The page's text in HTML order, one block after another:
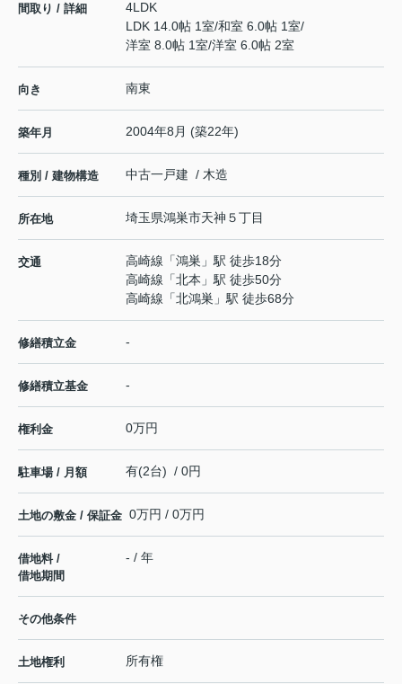
間取り / 詳細
4LDK
LDK 14.0帖 1室/和室 6.0帖 1室/
洋室 8.0帖 1室/洋室 6.0帖 2室
向き 南東
築年月 2004年8月 (築22年)
種別 / 建物構造 中古一戸建 / 木造
所在地 埼玉県鴻巣市天神 ５丁目
交通 高崎線 「鴻巣 」駅 徒歩18分
高崎線 「北本 」駅 徒歩50分
高崎線 「北鴻巣 」駅 徒歩68分
修繕積立金 -
修繕積立基金 -
権利金 0万円
駐車場 / 月額 有(2台) / 0円
土地の敷金 / 保証金 0万円 / 0万円
借地料 /
借地期間
- / 年
その他条件
土地権利 所有権